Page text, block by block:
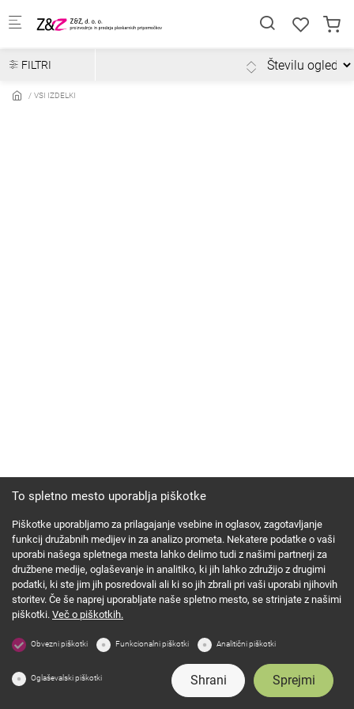
FILTRI
VSI IZDELKI
To spletno mesto uporablja piškotke
Piškotke uporabljamo za prilagajanje vsebine in oglasov, zagotavljanje
funkcij družabnih medijev in za analizo prometa. Nekatere podatke o vaši
uporabi našega spletnega mesta lahko delimo tudi z našimi partnerji za
družbene medije, oglaševanje in analitiko, ki jih lahko združijo z drugimi
podatki, ki ste jim jih posredovali ali ki so jih zbrali pri vaši uporabi njihovih
storitev. Če še naprej uporabljate naše spletno mesto, se strinjate z našimi
piškotki. Več o piškotkih.
Obvezni piškotki Funkcionalni piškotki Analitični piškotki
Oglaševalski piškotki Sprejmi
Shrani